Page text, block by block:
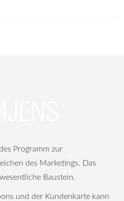
Programm zur
des Marketings. Das
Baustein.
und der Kundenkarte kann